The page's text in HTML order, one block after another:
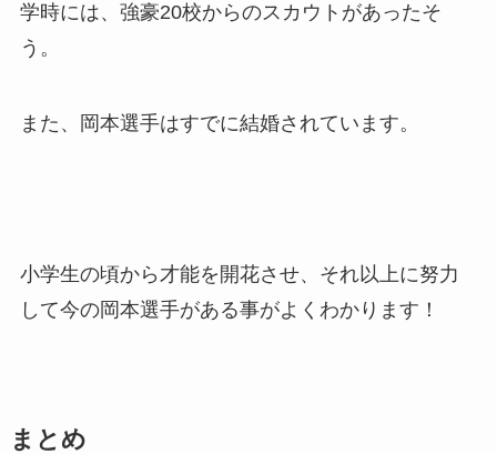
学時には、強豪20校からのスカウトがあったそ
う。
また、 岡本選手はすでに結婚されています。
小学生の頃から才能を開花させ、それ以上に努力
して今の岡本選手がある事がよくわかります！
まとめ